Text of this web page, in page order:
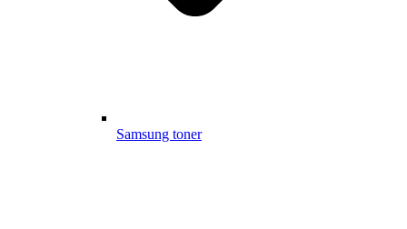
Samsung toner